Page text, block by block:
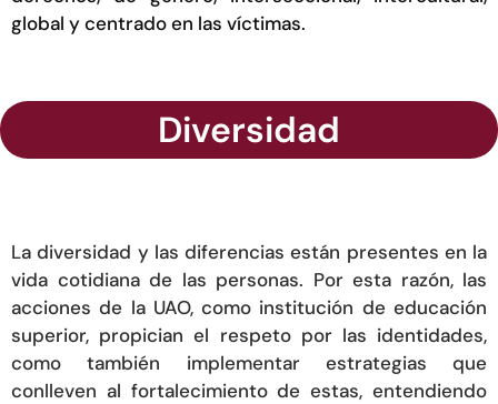
global y centrado en las víctimas.
Diversidad
La diversidad y las diferencias están presentes en la
vida cotidiana de las personas. Por esta razón, las
acciones de la UAO, como institución de educación
superior, propician el respeto por las identidades,
como también implementar estrategias que
conlleven al fortalecimiento de estas, entendiendo